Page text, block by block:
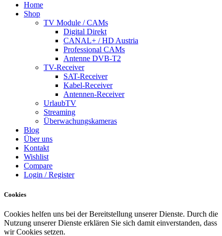
Home
Shop
TV Module / CAMs
Digital Direkt
CANAL+ / HD Austria
Professional CAMs
Antenne DVB-T2
TV-Receiver
SAT-Receiver
Kabel-Receiver
Antennen-Receiver
UrlaubTV
Streaming
Überwachungskameras
Blog
Über uns
Kontakt
Wishlist
Compare
Login / Register
Cookies
Cookies helfen uns bei der Bereitstellung unserer Dienste. Durch die
Nutzung unserer Dienste erklären Sie sich damit einverstanden, dass
wir Cookies setzen.